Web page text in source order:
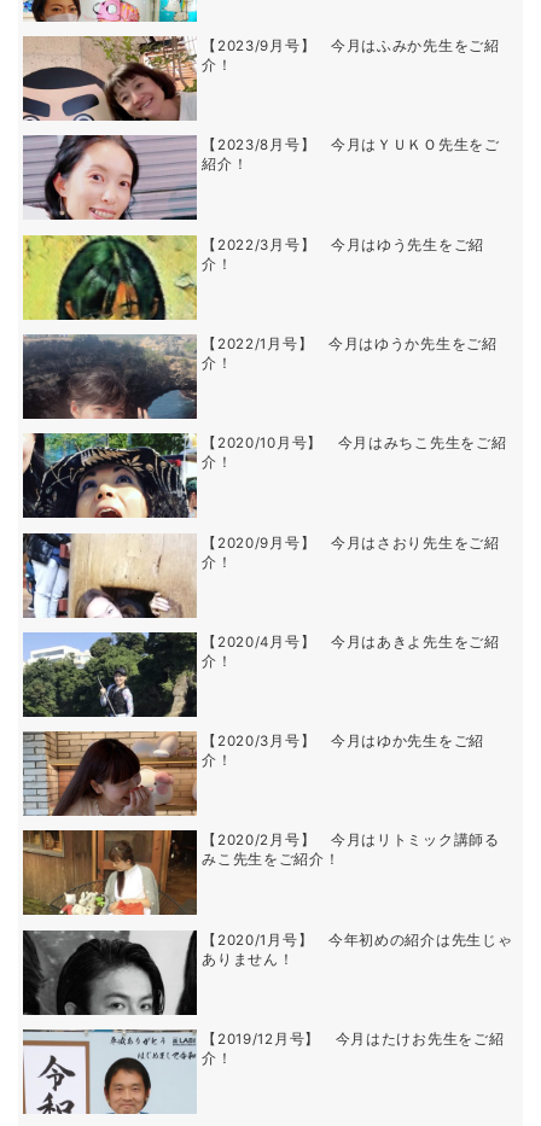
【2023/9月号】 今月はふみか先生をご紹
介！
【2023/8月号】 今月はＹＵＫＯ先生をご
紹介！
【2022/3月号】 今月はゆう先生をご紹
介！
【2022/1月号】 今月はゆうか先生をご紹
介！
【2020/10月号】 今月はみちこ先生をご紹
介！
【2020/9月号】 今月はさおり先生をご紹
介！
【2020/4月号】 今月はあきよ先生をご紹
介！
【2020/3月号】 今月はゆか先生をご紹
介！
【2020/2月号】 今月はリトミック講師る
みこ先生をご紹介！
【2020/1月号】 今年初めの紹介は先生じゃ
ありません！
【2019/12月号】 今月はたけお先生をご紹
介！